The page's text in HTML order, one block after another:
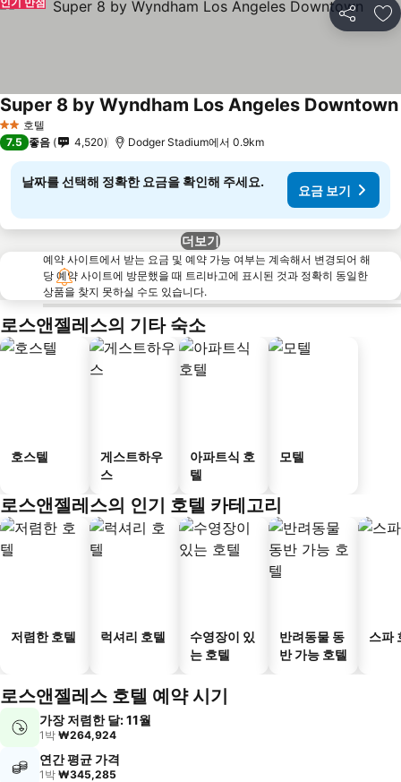
공유 즐
2 성급호텔
Super 8 by Wyndham Los Angeles Downtown
7.5 좋음 4,520 Dodger Stadium에서 0.9km
날짜를 선택해 정확한 요금을 확인해 주세요.
요금 보기
더보기
예약 사이트에서 받는 요금 및 예약 가능 여부는 계속해서 변경되어 해
당 예약 사이트에 방문했을 때 트리바고에 표시된 것과 정확히 동일한
상품을 찾지 못하실 수도 있습니다.
로스앤젤레스의 기타 숙소
호스텔
게스트하우
스
아파트식 호
텔
모텔
로스앤젤레스의 인기 호텔 카테고리
저렴한 호텔 럭셔리 호텔
수영장이 있
는 호텔
반려동물 동
반 가능 호텔
스파
로스앤젤레스 호텔 예약 시기
가장 저렴한 달: 11월
1박 ₩264,924
연간 평균 가격
1박 ₩345,285